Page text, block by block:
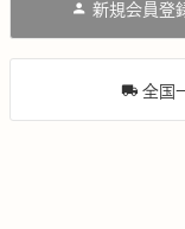
新規会員登
全国